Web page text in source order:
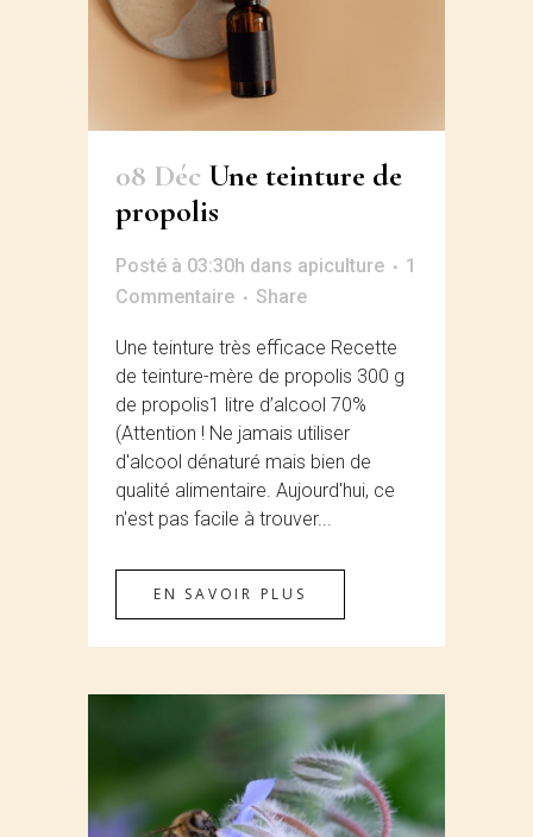
08 Déc Une teinture de
propolis
Posté à 03:30h dans apiculture
1
Commentaire
Share
Une teinture très efficace Recette
de teinture-mère de propolis 300 g
de propolis1 litre d’alcool 70%
(Attention ! Ne jamais utiliser
d'alcool dénaturé mais bien de
qualité alimentaire. Aujourd'hui, ce
n'est pas facile à trouver...
EN SAVOIR PLUS